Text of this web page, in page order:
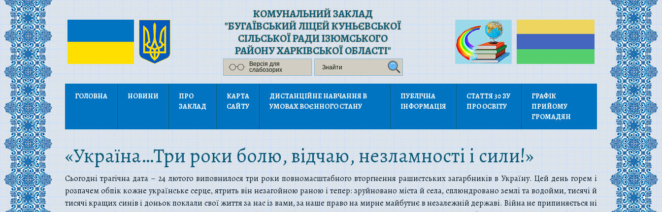
КОМУНАЛЬНИЙ ЗАКЛАД
"БУГАЇВСЬКИЙ ЛІЦЕЙ КУНЬЄВСЬКОЇ
СІЛЬСЬКОЇ РАДИ ІЗЮМСЬКОГО
РАЙОНУ ХАРКІВСЬКОЇ ОБЛАСТІ"
Версія для
слабозорих
ГОЛОВНА НОВИНИ
ПРО
ЗАКЛАД
КАРТА
САЙТУ
ДИСТАНЦІЙНЕ НАВЧАННЯ В
УМОВАХ ВОЄННОГО СТАНУ
ПУБЛІЧНА
ІНФОРМАЦІЯ
СТАТТЯ 30 ЗУ
ПРО ОСВІТУ
ГРАФІК
ПРИЙОМУ
ГРОМАДЯН
«Україна…Три роки болю, відчаю, незламності і сили!»
Сьогодні трагічна дата – 24 лютого виповнилося три роки повномасштабного вторгнення рашистських загарбників в Україну. Цей день горем і
розпачем обпік кожне українське серце, ятрить він незагойною раною і тепер: зруйновано міста й села, сплюндровано землі та водойми, тисячі й
тисячі кращих синів і доньок поклали свої життя за нас із вами, за наше право на мирне майбутнє в незалежній державі. Війна не припиняється ні